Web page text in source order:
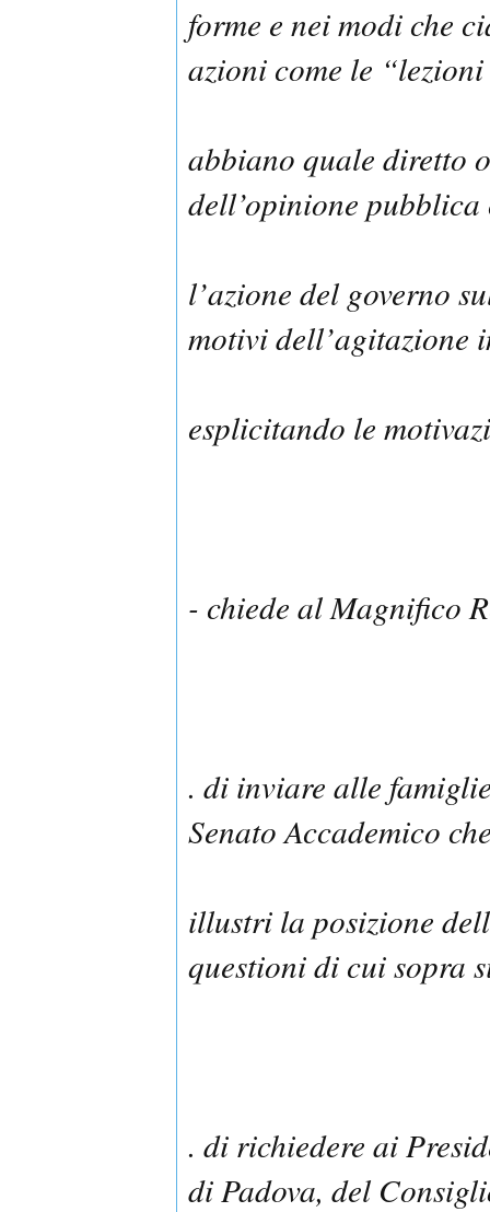
forme e nei modi che
azioni come le
abbiano quale diretto
dell’opinione
l’azione del governo
motivi dell’agitazione
esplicitando le
- chiede al Magnifico
. di inviare alle
Senato Accademico
illustri la posizione
questioni di cui sopra
. di richiedere ai
di Padova, del